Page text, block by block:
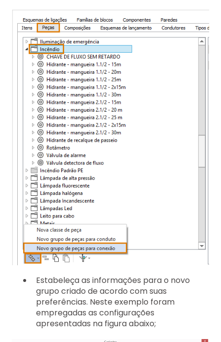
Estabeleça as informações para o novo
grupo criado de acordo com suas
preferências. Neste exemplo foram
empregadas as configurações
apresentadas na figura abaixo;